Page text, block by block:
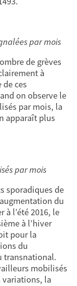
par mois
de grèves
à
ces
on observe le
par mois, la
apparaît plus
par mois
sporadiques de
du
l’été 2016, le
à l’hiver
pour la
du
transnational.
mobilisés
la